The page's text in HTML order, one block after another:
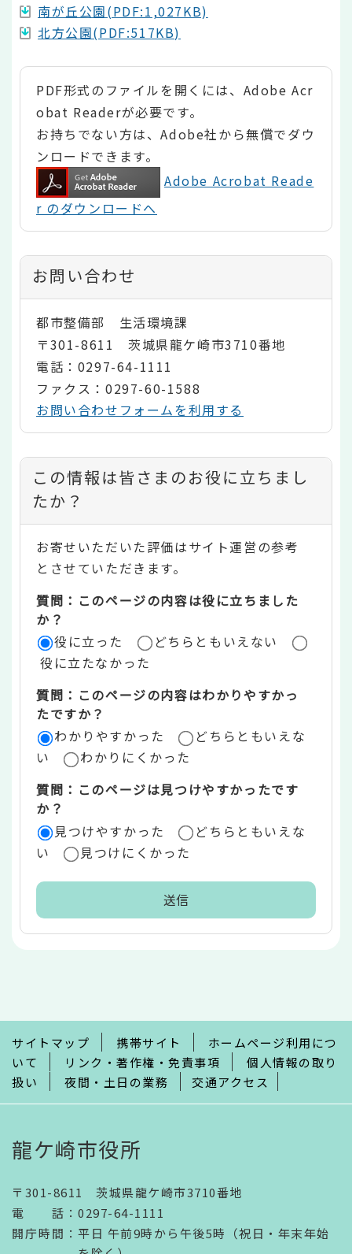
南が丘公園(PDF:1,027KB)
北方公園(PDF:517KB)
PDF形式のファイルを開くには、Adobe Acr
obat Readerが必要です。
お持ちでない方は、Adobe社から無償でダウ
ンロードできます。
Adobe Acrobat Reade
r のダウンロードへ
お問い合わせ
都市整備部 生活環境課
〒301-8611 茨城県龍ケ崎市3710番地
電話：0297-64-1111
ファクス：0297-60-1588
お問い合わせフォームを利用する
コ
ン
テ
ン
ツ
評
価
リ
ア
この情報は皆さまのお役に立ちまし
たか？
お寄せいただいた評価はサイト運営の参考
とさせていただきます。
質問：このページの内容は役に立ちました
か？
役に立った
どちらともいえない
役に立たなかった
質問：このページの内容はわかりやすかっ
たですか？
わかりやすかった
どちらともいえな
い
わかりにくかった
質問：このページは見つけやすかったです
か？
見つけやすかった
どちらともいえな
い
見つけにくかった
で
サイトマップ 携帯サイト
ホームページ利用につ
いて
リンク・著作権・免責事項
個人情報の取り
扱い
夜間・土日の業務 交通アクセス
龍ケ崎市役所
〒301-8611 茨城県龍ケ崎市3710番地
電話 ： 0297-64-1111
開庁時間 ： 平日 午前9時から午後5時（祝日・年末年始